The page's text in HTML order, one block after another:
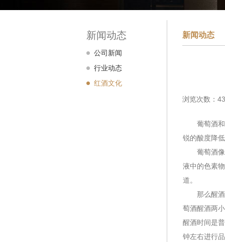
新闻动态
公司新闻
行业动态
红酒文化
新闻动态
浏览次数：
葡萄酒和氧
锐的酸度降
葡萄酒像敏
液中的色素
道。
那么醒酒时
萄酒醒酒两
醒酒时间是
钟左右进行